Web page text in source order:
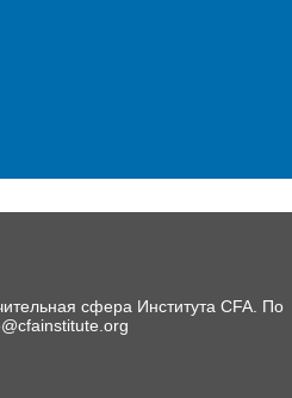
сфера Института CFA. По